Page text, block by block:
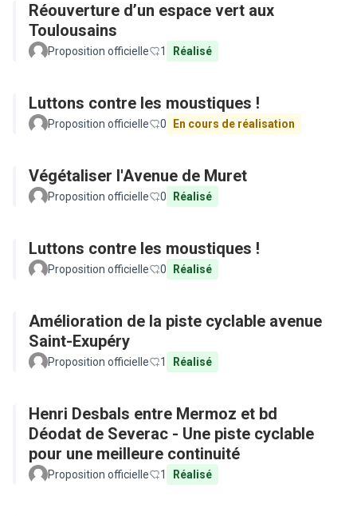
Réouverture d’un espace vert aux
Toulousains
Proposition officielle 1 Réalisé
Luttons contre les moustiques !
Proposition officielle 0 En cours de réalisation
Végétaliser l'Avenue de Muret
Proposition officielle 0 Réalisé
Luttons contre les moustiques !
Proposition officielle 0 Réalisé
Amélioration de la piste cyclable avenue
Saint-Exupéry
Proposition officielle 1 Réalisé
Henri Desbals entre Mermoz et bd
Déodat de Severac - Une piste cyclable
pour une meilleure continuité
Proposition officielle 1 Réalisé